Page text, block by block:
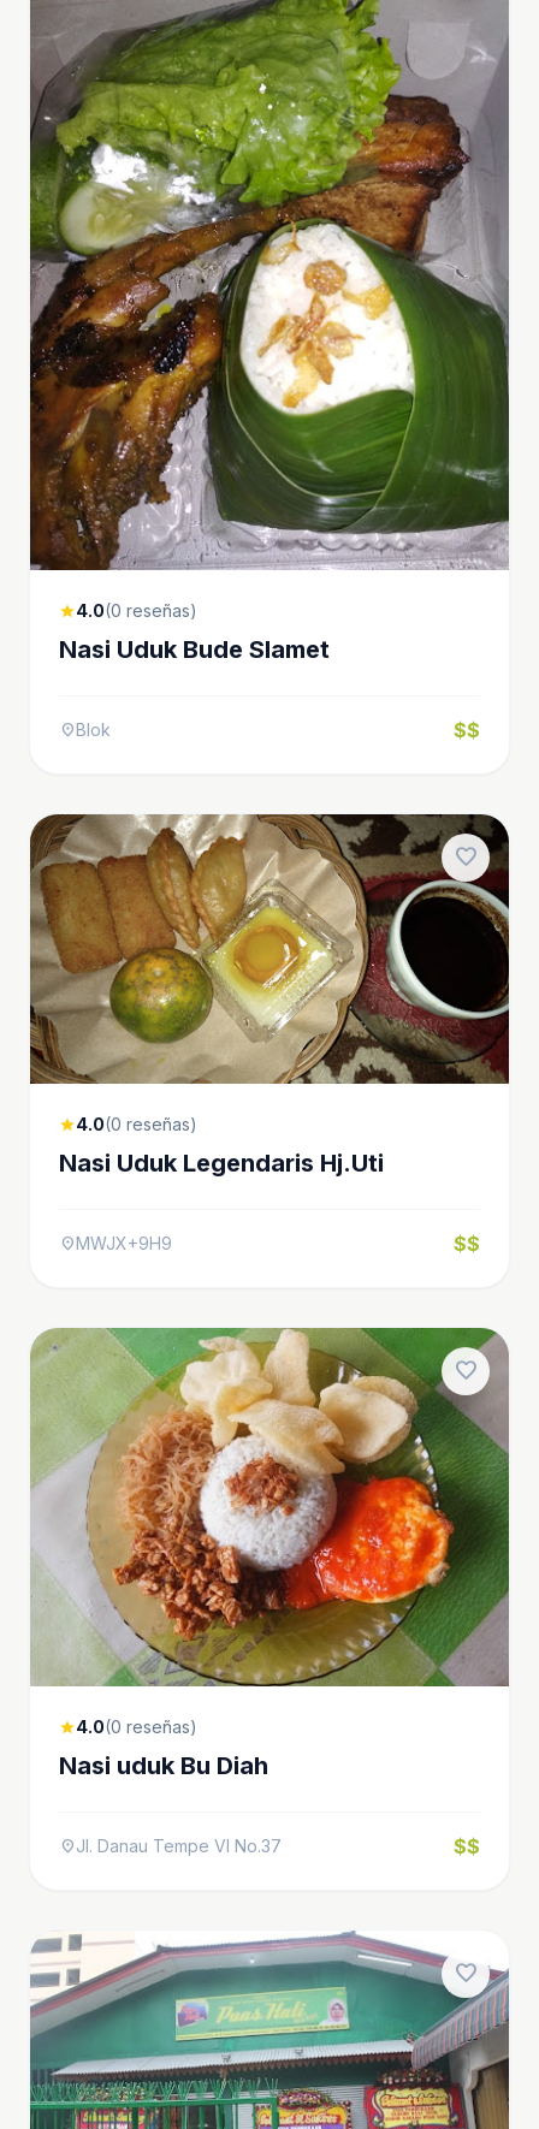
star4.0(0 reseñas)
Nasi Uduk Bude Slamet
location_onBlok $$
favorite
star4.0(0 reseñas)
Nasi Uduk Legendaris Hj.Uti
location_onMWJX+9H9 $$
favorite
star4.0(0 reseñas)
Nasi uduk Bu Diah
location_onJl. Danau Tempe VI No.37 $$
favorite